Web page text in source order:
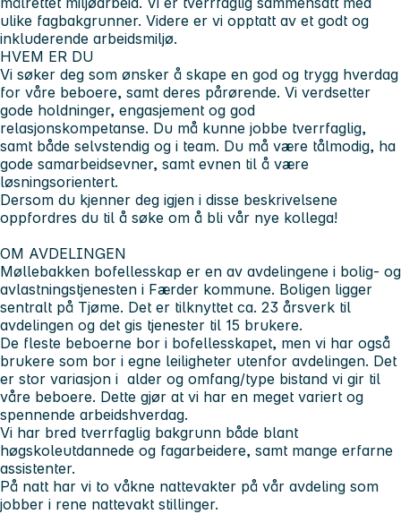
ulike fagbakgrunner. Videre er vi opptatt av et godt og
inkluderende arbeidsmiljø.
HVEM ER DU
Vi søker deg som ønsker å skape en god og trygg hverdag
for våre beboere, samt deres pårørende. Vi verdsetter
gode holdninger, engasjement og god
relasjonskompetanse. Du må kunne jobbe tverrfaglig,
samt både selvstendig og i team. Du må være tålmodig, ha
gode samarbeidsevner, samt evnen til å være
løsningsorientert.
Dersom du kjenner deg igjen i disse beskrivelsene
oppfordres du til å søke om å bli vår nye kollega!
OM AVDELINGEN
Møllebakken bofellesskap er en av avdelingene i bolig- og
avlastningstjenesten i Færder kommune. Boligen ligger
sentralt på Tjøme. Det er tilknyttet ca. 23 årsverk til
avdelingen og det gis tjenester til 15 brukere.
De fleste beboerne bor i bofellesskapet, men vi har også
brukere som bor i egne leiligheter utenfor avdelingen. Det
er stor variasjon i alder og omfang/type bistand vi gir til
våre beboere. Dette gjør at vi har en meget variert og
spennende arbeidshverdag.
Vi har bred tverrfaglig bakgrunn både blant
høgskoleutdannede og fagarbeidere, samt mange erfarne
assistenter.
På natt har vi to våkne nattevakter på vår avdeling som
jobber i rene nattevakt stillinger.